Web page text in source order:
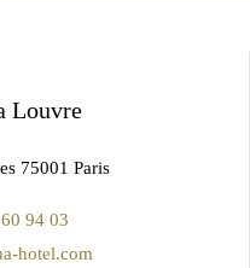
Louvre
75001 Paris
94 03
hotel.com